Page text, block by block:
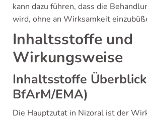
kann dazu führen, dass die
wird, ohne an Wirksamkeit
Inhaltsstoffe und
Wirkungsweise
Inhaltsstoffe
BfArM/EMA)
Die Hauptzutat in Nizoral ist der